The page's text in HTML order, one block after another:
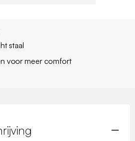
staal
voor meer comfort